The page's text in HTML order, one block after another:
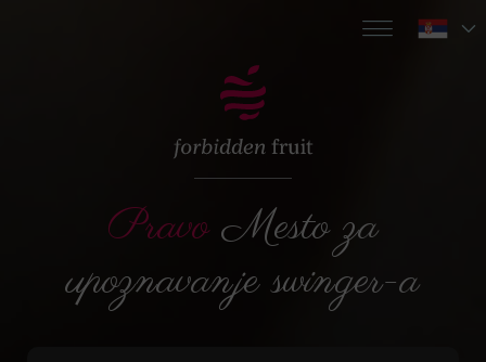
PravoMesto za
upoznavanje swinger-a